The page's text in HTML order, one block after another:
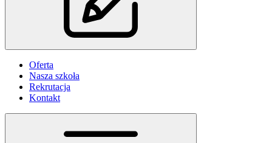
Oferta
Nasza szkoła
Rekrutacja
Kontakt